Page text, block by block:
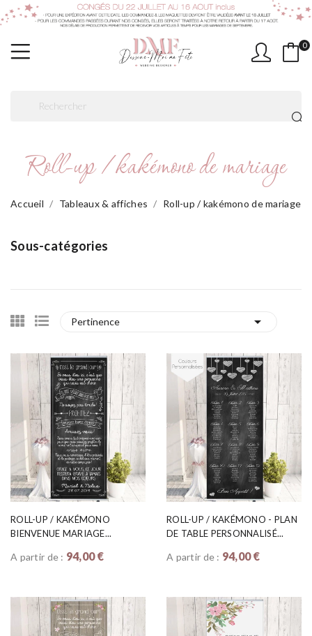
0
Roll-up / kakémono de mariage
Accueil Tableaux & affiches Roll-up / kakémono de mariage
Sous-catégories
Pertinence 
ROLL-UP / KAKÉMONO
BIENVENUE MARIAGE...
A partir de : 94,00 €
ROLL-UP / KAKÉMONO - PLAN
DE TABLE PERSONNALISÉ...
A partir de : 94,00 €